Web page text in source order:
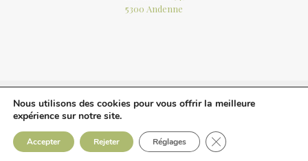
5300 Andenne
© 2023 VP Terrassement. Tous
droits réservés .
légales
Nous utilisons des cookies pour vous offrir la meilleure
expérience sur notre site.
Accepter Rejeter Réglages Close GDPR Cookie